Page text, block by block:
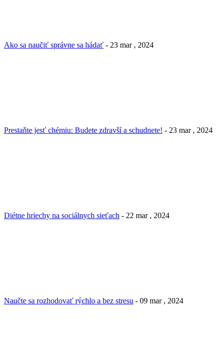
Ako sa naučiť správne sa hádať - 23 mar , 2024
Prestaňte jesť chémiu: Budete zdravší a schudnete! - 23 mar , 2024
Diétne hriechy na sociálnych sieťach - 22 mar , 2024
Naučte sa rozhodovať rýchlo a bez stresu - 09 mar , 2024